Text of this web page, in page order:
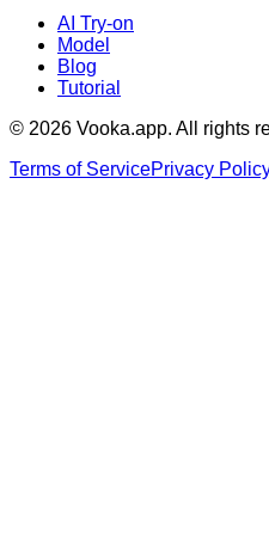
AI Try-on
Model
Blog
Tutorial
© 2026 Vooka.app. All rights
Terms of ServicePrivacy